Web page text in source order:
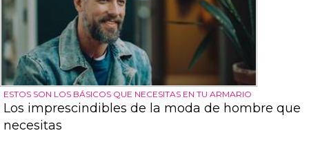
ESTOS SON LOS BÁSICOS QUE NECESITAS EN TU ARMARIO
Los imprescindibles de la moda de hombre que
necesitas